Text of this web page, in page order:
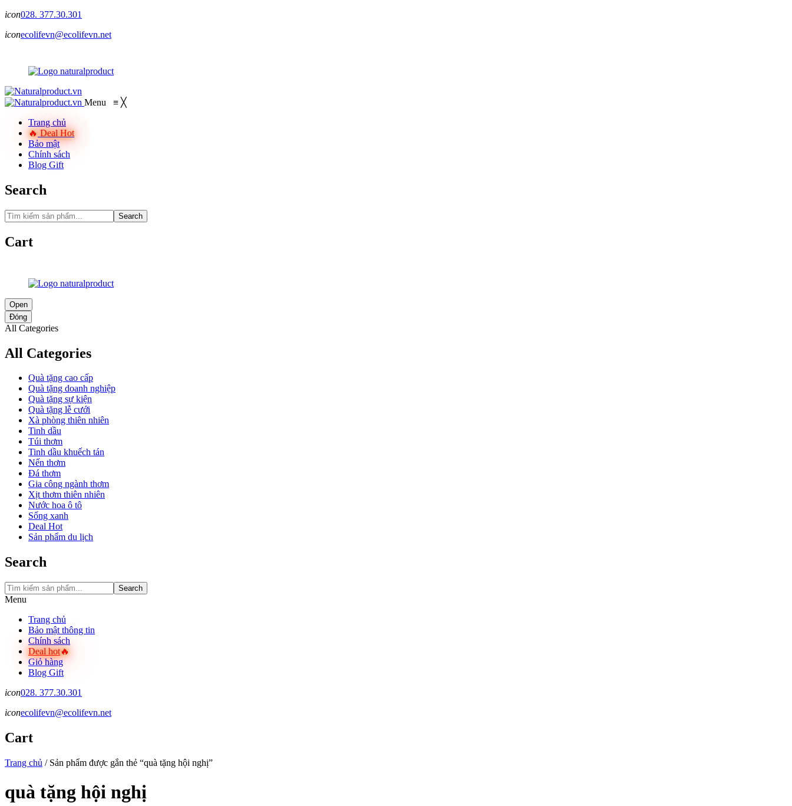
icon028. 377.30.301
iconecolifevn@ecolifevn.net
Menu ≡ ╳
Trang chủ
Deal Hot
Bảo mật
Chính sách
Blog Gift
Search
Search
Cart
Open
Đóng
All Categories
All Categories
Quà tặng cao cấp
Quà tặng doanh nghiệp
Quà tặng sự kiện
Quà tặng lễ cưới
Xà phòng thiên nhiên
Tinh dầu
Túi thơm
Tinh dầu khuếch tán
Nến thơm
Đá thơm
Gia công ngành thơm
Xịt thơm thiên nhiên
Nước hoa ô tô
Sống xanh
Deal Hot
Sản phẩm du lịch
Search
Search
Menu
Trang chủ
Bảo mật thông tin
Chính sách
Deal hot
Giỏ hàng
Blog Gift
icon028. 377.30.301
iconecolifevn@ecolifevn.net
Cart
Trang chủ /Sản phẩm được gắn thẻ “quà tặng hội nghị”
quà tặng hội nghị